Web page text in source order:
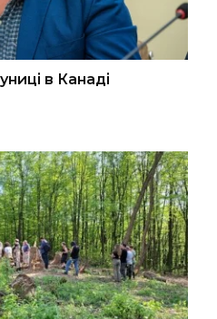
в Канаді